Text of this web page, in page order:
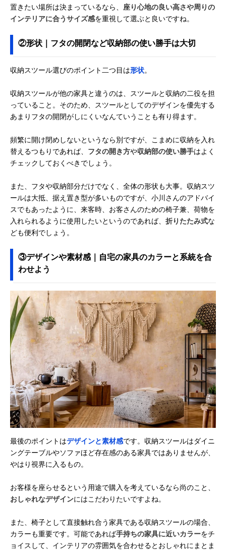
置きたい場所は決まっているなら、 座り心地の良い高さや周りの
インテリアに合うサイズ感を重視して選ぶと良いですね。
②形状｜フタの開閉など収納部の使い勝手は大切
収納スツール選びのポイント二つ目は形状。
収納スツールが他の家具と違うのは、スツールと収納の二役を担
っていること。そのため、スツールとしてのデザインを優先する
あまりフタの開閉がしにくいなんていうことも有り得ます。
頻繁に開け閉めしないというなら別ですが、こまめに収納を入れ
替えるつもりであれば、 フタの開き方や収納部の使い勝手はよく
チェックしておくべきでしょう。
また、フタや収納部分だけでなく、全体の形状も大事。収納スツ
ールは大抵、据え置き型が多いものですが、小川さんのアドバイ
スでもあったように、来客時、お客さんのための椅子兼、荷物を
入れられるように使用したいというのであれば、 折りたたみ式な
ども便利でしょう。
③デザインや素材感｜自宅の家具のカラーと系統を合
わせよう
最後のポイントはデザインと素材感です。収納スツールはダイニ
ングテーブルやソファほど存在感のある家具ではありませんが、
やはり視界に入るもの。
お客様を座らせるという用途で購入を考えているなら尚のこと、
おしゃれなデザインにはこだわりたいですよね。
また、椅子として直接触れ合う家具である収納スツールの場合、
カラーも重要です。可能であれば手持ちの家具に近いカラーをチ
ョイスして、インテリアの雰囲気を合わせるとおしゃれにまとま